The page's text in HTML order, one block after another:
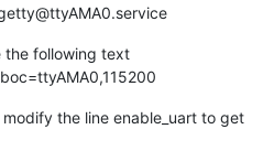
the following text
the line enable_uart to get